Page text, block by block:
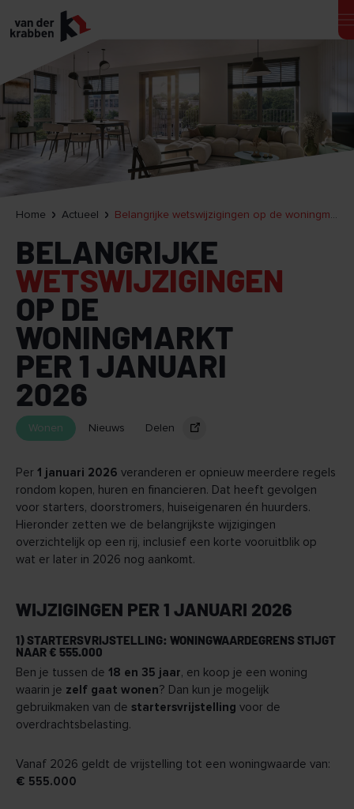
Home Actueel Belangrijke wetswijzigingen op de woningmarkt per 1 januari 2026
BELANGRIJKE
WETSWIJZIGINGEN
OP DE
WONINGMARKT
PER 1 JANUARI
2026
Wonen Nieuws Delen
Per 1 januari 2026 veranderen er opnieuw meerdere regels
rondom kopen, huren en financieren. Dat heeft gevolgen
voor starters, doorstromers, huiseigenaren én huurders.
Hieronder zetten we de belangrijkste wijzigingen
overzichtelijk op een rij, inclusief een korte vooruitblik op
wat er later in 2026 nog aankomt.
WIJZIGINGEN PER 1 JANUARI 2026
1) STARTERSVRIJSTELLING: WONINGWAARDEGRENS STIJGT
NAAR € 555.000
Ben je tussen de 18 en 35 jaar, en koop je een woning
waarin je zelf gaat wonen? Dan kun je mogelijk
gebruikmaken van de startersvrijstelling voor de
overdrachtsbelasting.
Vanaf 2026 geldt de vrijstelling tot een woningwaarde van:
€ 555.000